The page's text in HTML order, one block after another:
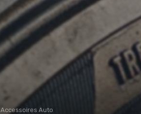
Accessoires Auto